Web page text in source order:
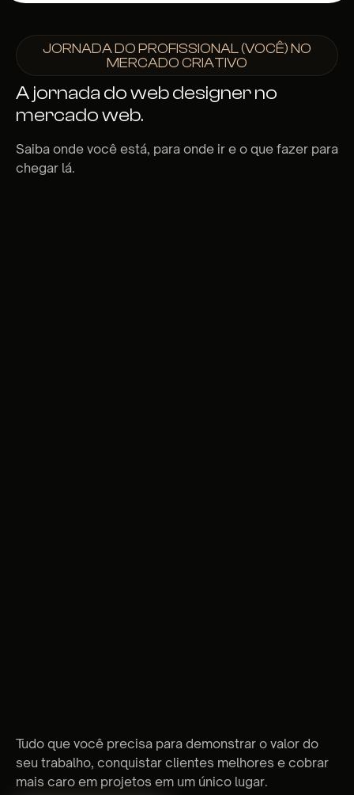
JORNADA DO PROFISSIONAL (VOCÊ) NO
MERCADO CRIATIVO
A jornada do web designer no
mercado web.
Saiba onde você está, para onde ir e o que fazer para
chegar lá.
Tudo que você precisa para demonstrar o valor do
seu trabalho, conquistar clientes melhores e cobrar
mais caro em projetos em um único lugar.